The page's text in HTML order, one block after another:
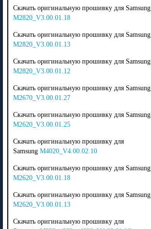
Скачать оригинальную прошивку для Samsung
M2820_V3.00.01.18
Скачать оригинальную прошивку для Samsung
M2820_V3.00.01.13
Скачать оригинальную прошивку для Samsung
M2820_V3.00.01.12
Скачать оригинальную прошивку для Samsung
M2670_V3.00.01.27
Скачать оригинальную прошивку для Samsung
M2620_V3.00.01.25
Скачать оригинальную прошивку для
Samsung M4020_V4.00.02.10
Скачать оригинальную прошивку для Samsung
M2620_V3.00.01.18
Скачать оригинальную прошивку для Samsung
M2620_V3.00.01.13
Скачать оригинальную прошивку для